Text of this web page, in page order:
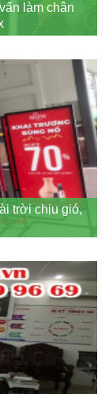
làm chân
trời chịu gió,